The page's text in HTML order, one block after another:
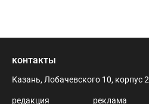
контакты
Казань, Лобачевского 10, корпус 2
редакция
реклама